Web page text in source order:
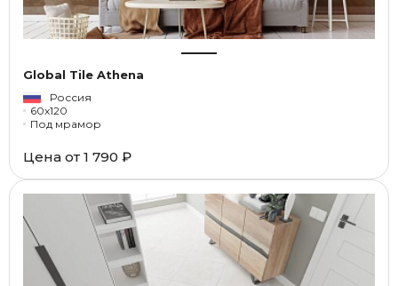
Global Tile Athena
Россия
60x120
Под мрамор
Цена от 1 790 ₽